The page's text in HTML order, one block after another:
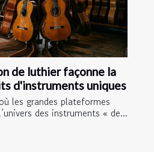
de luthier façonne la
d'instruments uniques
les grandes plateformes
des instruments « de...